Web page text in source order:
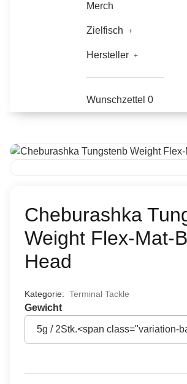
Merch
Zielfisch
Hersteller
Wunschzettel 0
Cheburashka
Weight Flex-Mat-
Head
Kategorie: Terminal Tackle
Gewicht